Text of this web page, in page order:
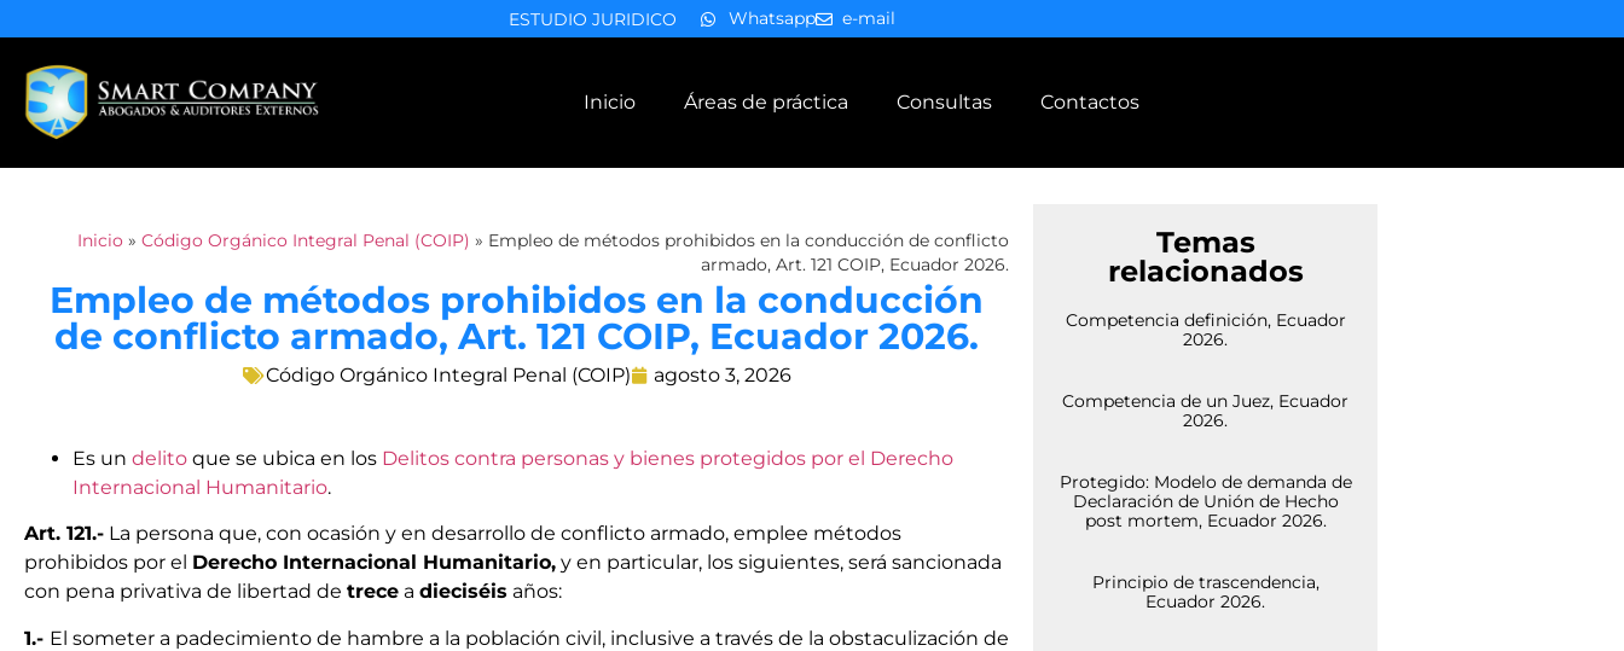
ESTUDIO JURIDICO Whatsapp e-mail
Inicio Áreas de práctica Consultas Contactos
Inicio » Código Orgánico Integral Penal (COIP) » Empleo de métodos prohibidos en la conducción de conflicto
armado, Art. 121 COIP, Ecuador 2026.
Empleo de métodos prohibidos en la conducción
de conflicto armado, Art. 121 COIP, Ecuador 2026.
Código Orgánico Integral Penal (COIP) agosto 3, 2026
Es un delito que se ubica en los Delitos contra personas y bienes protegidos por el Derecho
Internacional Humanitario.
Art. 121.- La persona que, con ocasión y en desarrollo de conflicto armado, emplee métodos
prohibidos por el Derecho Internacional Humanitario, y en particular, los siguientes, será sancionada
con pena privativa de libertad de trece a dieciséis años:
1.- El someter a padecimiento de hambre a la población civil, inclusive a través de la obstaculización de
Temas
relacionados
Competencia definición, Ecuador
2026.
Competencia de un Juez, Ecuador
2026.
Protegido: Modelo de demanda de
Declaración de Unión de Hecho
post mortem, Ecuador 2026.
Principio de trascendencia,
Ecuador 2026.